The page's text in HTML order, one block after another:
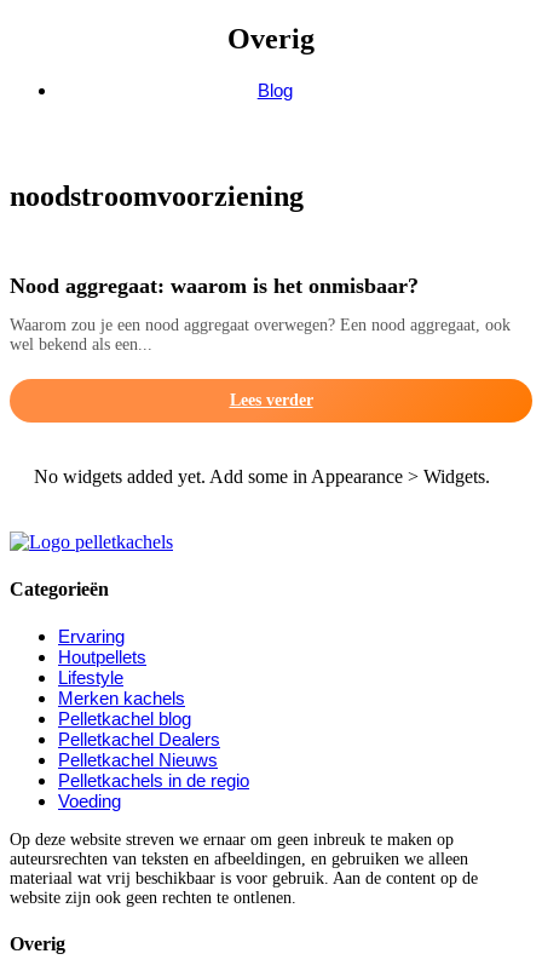
Overig
Blog
noodstroomvoorziening
Nood aggregaat: waarom is het onmisbaar?
Waarom zou je een nood aggregaat overwegen? Een nood aggregaat, ook
wel bekend als een...
Lees verder
No widgets added yet. Add some in Appearance > Widgets.
Categorieën
Ervaring
Houtpellets
Lifestyle
Merken kachels
Pelletkachel blog
Pelletkachel Dealers
Pelletkachel Nieuws
Pelletkachels in de regio
Voeding
Op deze website streven we ernaar om geen inbreuk te maken op
auteursrechten van teksten en afbeeldingen, en gebruiken we alleen
materiaal wat vrij beschikbaar is voor gebruik. Aan de content op de
website zijn ook geen rechten te ontlenen.
Overig